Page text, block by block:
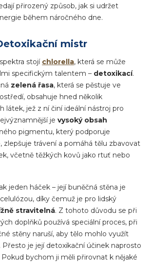
přirozený způsob, jak si udržet
během náročného dne.
mistr
stojí chlorella, která se může
specifickým talentem – detoxikací.
zelená řasa, která se pěstuje ve
obsahuje hned několik
látek, jež z ní činí ideální nástroj pro
je vysoký obsah
pigmentu, který podporuje
zlepšuje trávení a pomáhá tělu zbavovat
včetně těžkých kovů jako rtuť nebo
jeden háček – její buněčná stěna je
díky čemuž je pro lidský
stravitelná. Z tohoto důvodu se při
doplňků používá speciální proces, při
stěny naruší, aby tělo mohlo využít
Přesto je její detoxikační účinek naprosto
bychom ji měli přirovnat k nějaké